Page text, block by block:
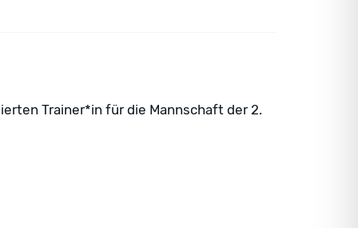
Trainer*in für die Mannschaft der 2.